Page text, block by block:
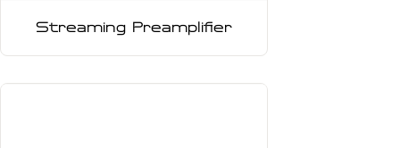
Streaming Preamplifier